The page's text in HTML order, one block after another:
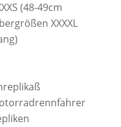
(48-49cm
XXXXL